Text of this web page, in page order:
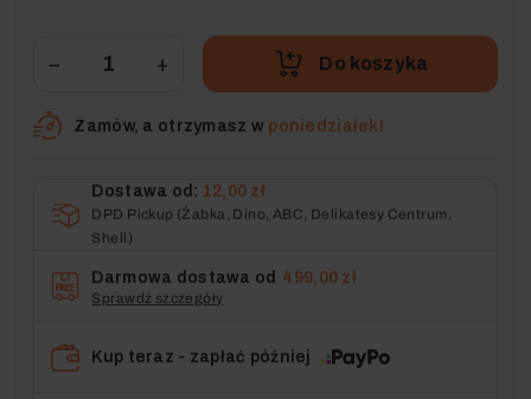
− + Do koszyka
Zamów, a otrzymasz w poniedziałek!
Dostawa od: 12,00 zł
DPD Pickup (Żabka, Dino, ABC, Delikatesy Centrum,
Shell)
Darmowa dostawa od 499,00 zł
Sprawdź szczegóły
Kup teraz - zapłać później